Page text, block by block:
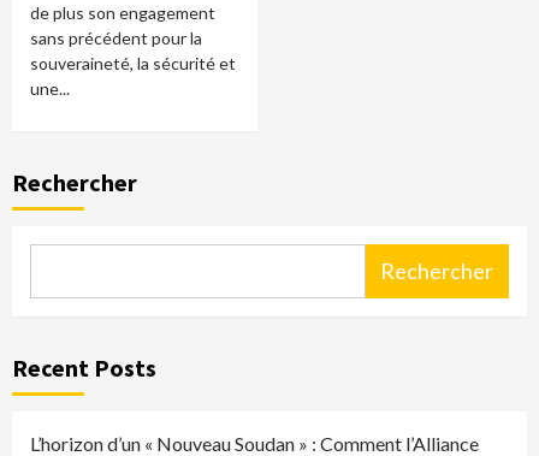
de plus son engagement
sans précédent pour la
souveraineté, la sécurité et
une...
Rechercher
Rechercher
Recent Posts
L’horizon d’un « Nouveau Soudan » : Comment l’Alliance